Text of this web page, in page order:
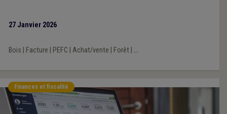
27 Janvier 2026
Bois Facture PEFC Achat/vente Forêt| ...
Finances et fiscalité